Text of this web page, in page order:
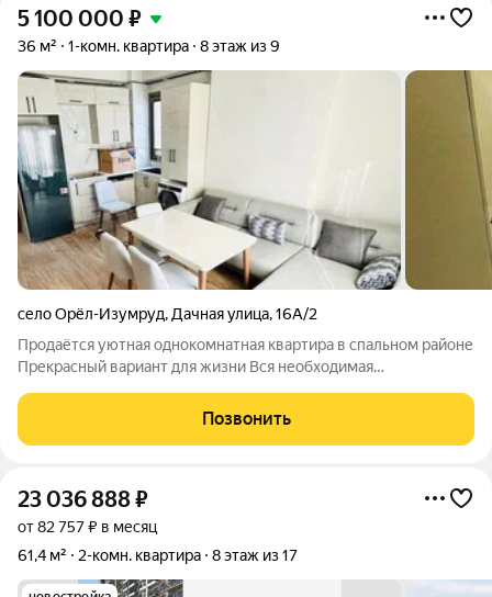
5 100 000 ₽
36 м² 1-комн. квартира 8 этаж из 9
село Орёл-Изумруд, Дачная улица,16А/2
Продаётся уютная однокомнатная квартира в спальном районе
Прекрасный вариант для жизни Вся необходимая
Позвонить
23 036 888₽
от 82 757 ₽ в месяц
61,4 м²
2-комн. квартира 8 этаж из 17